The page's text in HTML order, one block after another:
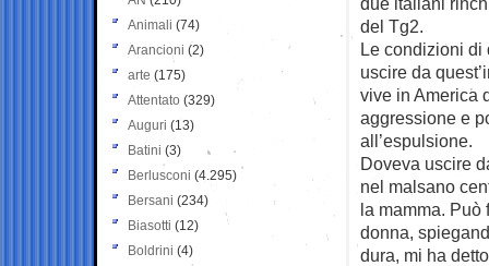
del Tg2.
Le condizioni di
uscire da
vive in America
aggressione e
all’espulsione.
Doveva uscire
nel malsano
la mamma. Può
donna,
dura, mi ha detto
Animali (74)
Arancioni (2)
arte (175)
Attentato (329)
Auguri (13)
Batini (3)
Berlusconi (4.295)
Bersani (234)
Biasotti (12)
Boldrini (4)